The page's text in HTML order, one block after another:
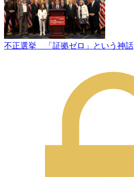
不正選挙 「証拠ゼロ」という神話